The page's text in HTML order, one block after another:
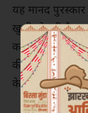
यह मानद
खुशी हो रही है…
करने में आपके
की ईमानदारी से
के साथ व्यापक